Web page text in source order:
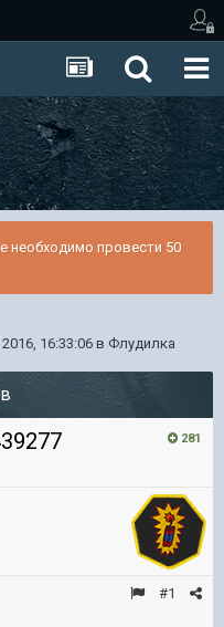
необходимо провести 50
16:33:06 в Флудилка
281
#1